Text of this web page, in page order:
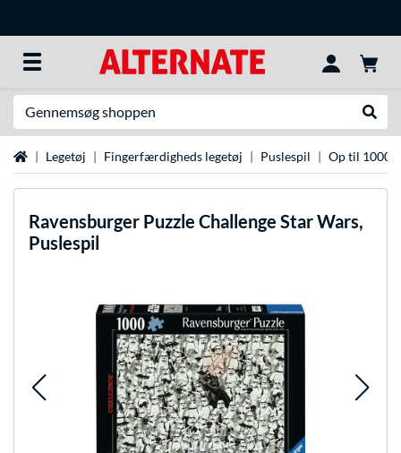
StartsideLegetøj Fingerfærdigheds legetøj Puslespil Op til 1000
Ravensburger Puzzle Challenge Star Wars,
Puslespil